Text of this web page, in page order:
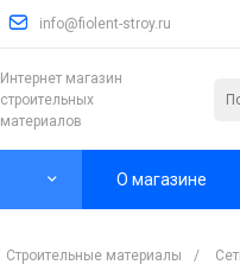
info@fiolent-stroy.ru
Интернет магазин
строительных
материалов
О магазине
Строительные материалы /